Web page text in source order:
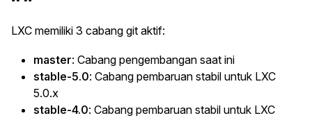
LXC memiliki 3 cabang git aktif:
master: Cabang pengembangan saat ini
stable-5.0: Cabang pembaruan stabil untuk LXC
5.0.x
stable-4.0: Cabang pembaruan stabil untuk LXC